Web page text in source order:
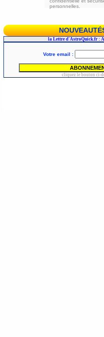
personnelles.